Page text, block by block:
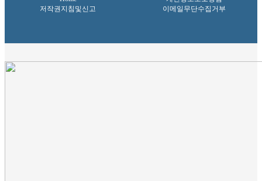
저작권지침및신고
이메일무단수집거부